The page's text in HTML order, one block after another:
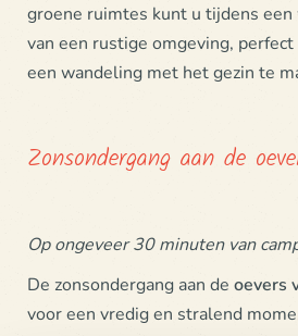
groene ruimtes kunt u tijdens
van een rustige omgeving,
een wandeling met het gezin te
Zonsondergang aan de
Op ongeveer 30 minuten van
De zonsondergang aan de oevers
voor een vredig en stralend